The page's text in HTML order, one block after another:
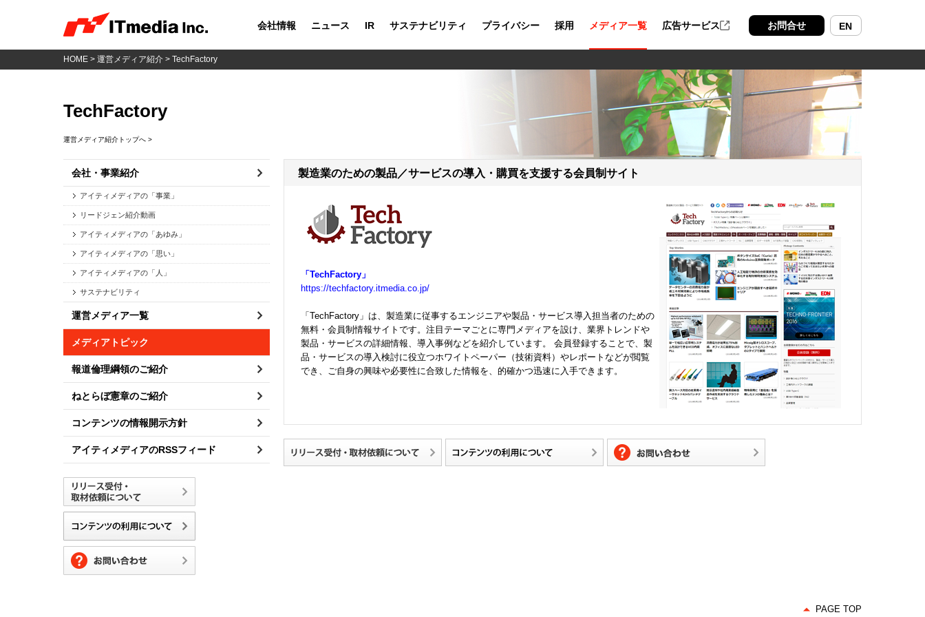
会社情報 ニュース IR サステナビリティ プライバシー 採用 メディア一覧 広告サービス お問合せ EN
HOME > 運営メディア紹介 > TechFactory
TechFactory
運営メディア紹介トップへ >
製造業のための製品／サービスの導入・購買を支援する会員制サイト
「TechFactory」
https://techfactory.itmedia.co.jp/
「TechFactory」は、製造業に従事するエンジニアや製品・サービス導入担当者のための
無料・会員制情報サイトです。注目テーマごとに専門メディアを設け、業界トレンドや
製品・サービスの詳細情報、導入事例などを紹介しています。 会員登録することで、製
品・サービスの導入検討に役立つホワイトペーパー（技術資料）やレポートなどが閲覧
でき、ご自身の興味や必要性に合致した情報を、的確かつ迅速に入手できます。
会社・事業紹介
アイティメディアの「事業」
リードジェン紹介動画
アイティメディアの「あゆみ」
アイティメディアの「思い」
アイティメディアの「人」
サステナビリティ
運営メディア一覧
メディアトピック
報道倫理綱領のご紹介
ねとらぼ憲章のご紹介
コンテンツの情報開示方針
アイティメディアのRSSフィード
PAGE TOP